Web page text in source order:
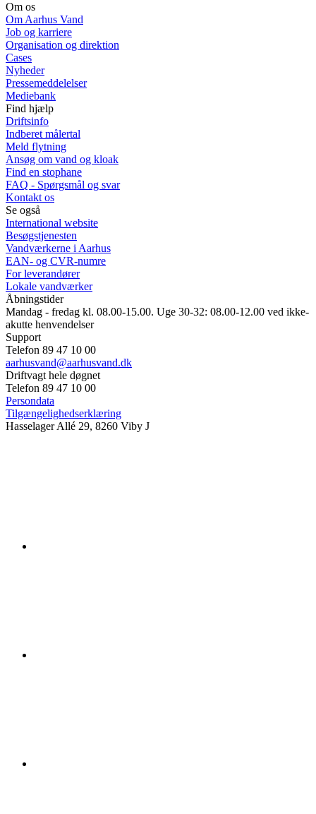
Om os
Om Aarhus Vand
Job og karriere
Organisation og direktion
Cases
Nyheder
Pressemeddelelser
Mediebank
Find hjælp
Driftsinfo
Indberet målertal
Meld flytning
Ansøg om vand og kloak
Find en stophane
FAQ - Spørgsmål og svar
Kontakt os
Se også
International website
Besøgstjenesten
Vandværkerne i Aarhus
EAN- og CVR-numre
For leverandører
Lokale vandværker
Åbningstider
Mandag - fredag kl. 08.00-15.00. Uge 30-32: 08.00-12.00 ved ikke-
akutte henvendelser
Support
Telefon 89 47 10 00
aarhusvand@aarhusvand.dk
Driftvagt hele døgnet
Telefon 89 47 10 00
Persondata
Tilgængelighedserklæring
Hasselager Allé 29, 8260 Viby J